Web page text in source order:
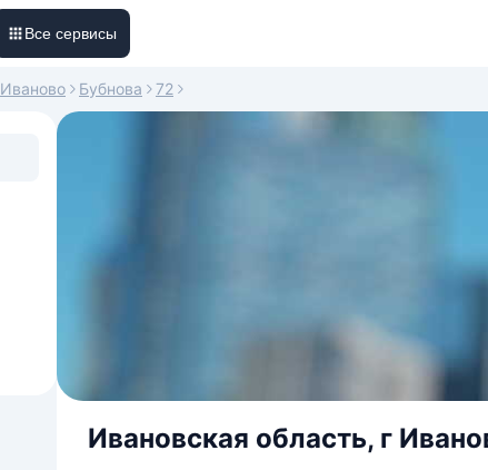
Все сервисы
Иваново Бубнова 72
Ивановская область, г